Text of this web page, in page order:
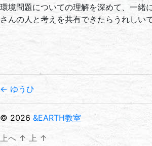
環境問題についての理解を深めて、一緒
さんの人と考えを共有できたらうれしいで
← ゆうひ
© 2026 &EARTH教室
上へ ↑ 上 ↑